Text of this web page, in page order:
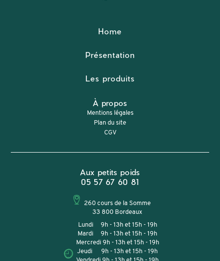
Home
Présentation
Les produits
À propos
Mentions légales
Plan du site
CGV
Aux petits poids
05 57 67 60 81
260 cours de la Somme
33 800 Bordeaux
Lundi 9h - 13h et 15h - 19h
Mardi 9h - 13h et 15h - 19h
Mercredi 9h - 13h et 15h - 19h
Jeudi 9h - 13h et 15h - 19h